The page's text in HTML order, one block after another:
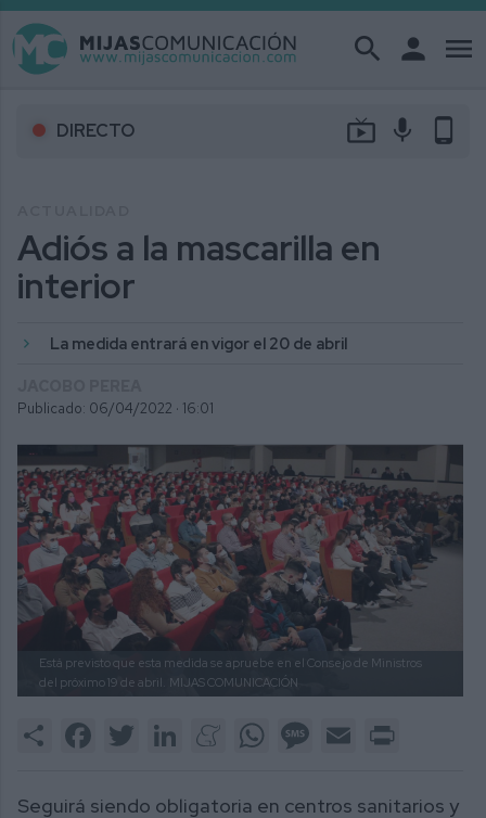
search person menu
DIRECTO live_tv mic phone_android
Adiós a la mascarilla en
interior
La medida entrará en vigor el 20 de abril
Publicado: 06/04/2022 · 16:01
Está previsto que esta medida se apruebe en el Consejo de Ministros
del próximo 19 de abril.
MIJAS COMUNICACIÓN
Share FacebookTwitter LinkedInMeneameWhatsAppMessage
Email
Seguirá siendo obligatoria en centros sanitarios y